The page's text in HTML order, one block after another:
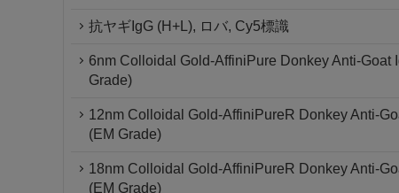
抗ヤギIgG (H+L), ロバ, Cy5標識
6nm Colloidal Gold-AffiniPure Donkey Anti-Goat
Grade)
12nm Colloidal Gold-AffiniPureR Donkey Anti-
(EM Grade)
18nm Colloidal Gold-AffiniPureR Donkey Anti-
(EM Grade)